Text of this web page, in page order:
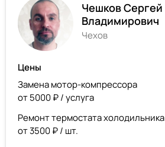
Чешков Сергей
Владимирович
Чехов
Цены
Замена мотор-компрессора
от 5000 ₽ / услуга
Ремонт термостата холодильника
от 3500 ₽ / шт.